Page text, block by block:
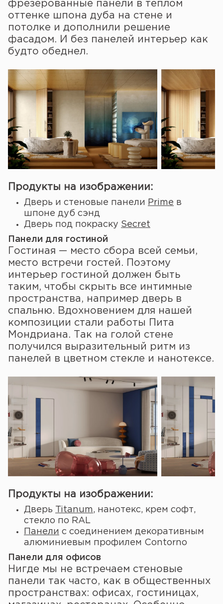
фрезерованные панели в тёплом
оттенке шпона дуба на стене и
потолке и дополнили решение
фасадом. И без панелей интерьер как
будто обеднел.
Продукты на изображении:
Дверь и стеновые панели Prime в
шпоне дуб сэнд
Дверь под покраску Secret
Панели для гостиной
Гостиная — место сбора всей семьи,
место встречи гостей. Поэтому
интерьер гостиной должен быть
таким, чтобы скрыть все интимные
пространства, например дверь в
спальню. Вдохновением для нашей
композиции стали работы Пита
Мондриана. Так на голой стене
получился выразительный ритм из
панелей в цветном стекле и нанотексе.
Продукты на изображении:
Дверь Titanum, нанотекс, крем софт,
стекло по RAL
Панели с соединением декоративным
алюминиевым профилем Contorno
Панели для офисов
Нигде мы не встречаем стеновые
панели так часто, как в общественных
пространствах: офисах, гостиницах,